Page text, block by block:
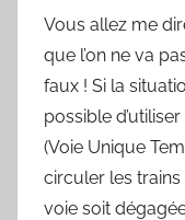
Vous allez me
que l’on ne va
faux ! Si la
possible
(Voie Unique
circuler les
voie soit